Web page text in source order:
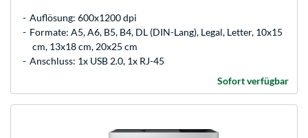
Auflösung: 600x1200 dpi
Formate: A5, A6, B5, B4, DL (DIN-Lang), Legal, Letter, 10x15
cm, 13x18 cm, 20x25 cm
Anschluss: 1x USB 2.0, 1x RJ-45
Sofort verfügbar